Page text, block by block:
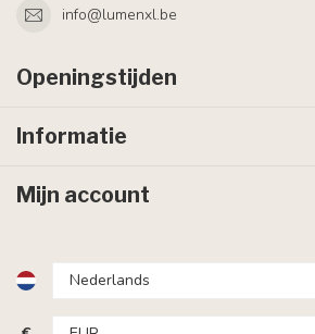
info@lumenxl.be
Openingstijden
Informatie
Mijn account